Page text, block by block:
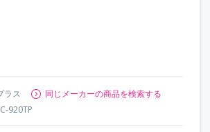
ラス
同じメーカーの商品を検索する
920TP